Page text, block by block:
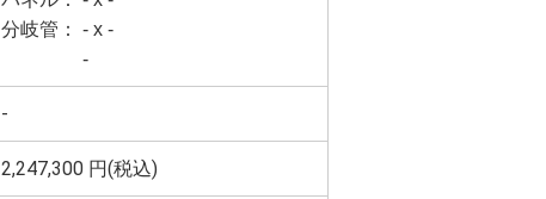
分岐管： - x -
-
-
2,247,300 円(税込)